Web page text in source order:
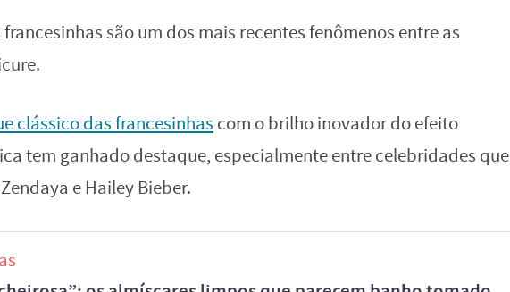
são um dos mais recentes fenômenos entre as
clássico das francesinhas com o brilho inovador do efeito
tem ganhado destaque, especialmente entre celebridades que
e Hailey Bieber.